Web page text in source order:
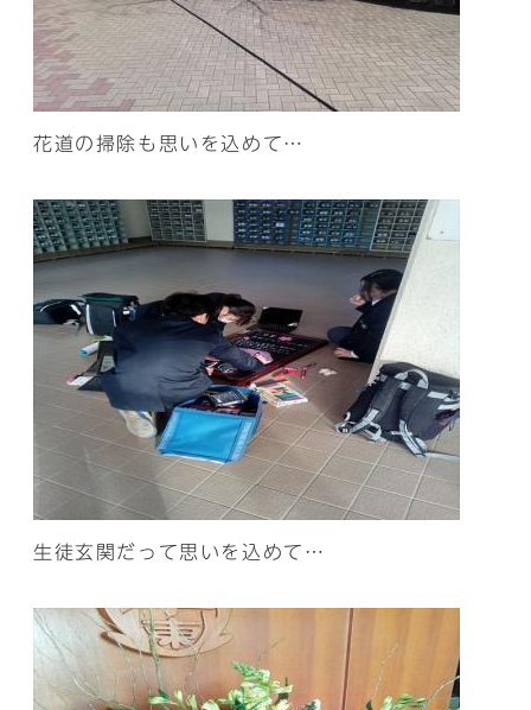
花道の掃除も思いを込めて…
生徒玄関だって思いを込めて…